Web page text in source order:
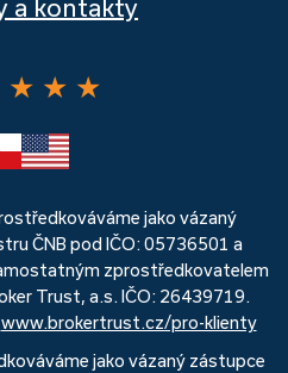
a kontakty
★ ★ ★
jako vázaný
ČNB pod IČO: 05736501 a
zprostředkovatelem
Trust, a.s. IČO: 26439719.
www.brokertrust.cz/pro-klienty
jako vázaný zástupce